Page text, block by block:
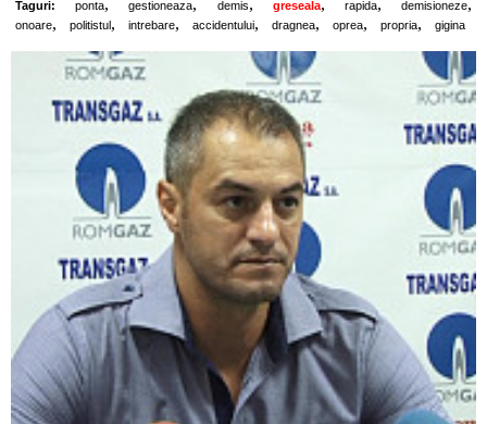
Taguri: ponta, gestioneaza, demis, greseala, rapida, demisioneze,
onoare, politistul , intrebare, accidentului, dragnea, oprea, propria, gigina